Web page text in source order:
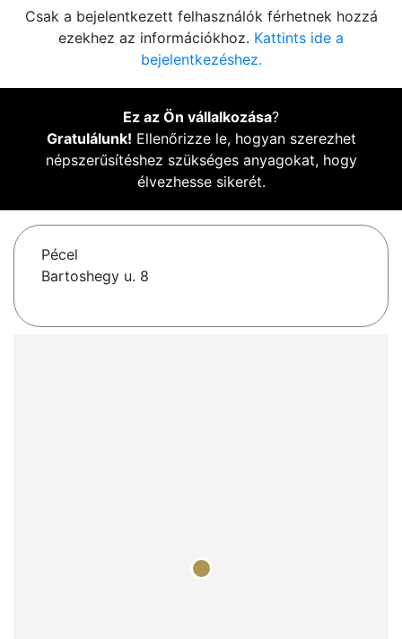
Csak a bejelentkezett felhasználók férhetnek hozzá
ezekhez az információkhoz. Kattints ide a
bejelentkezéshez.
Ez az Ön vállalkozása?
Gratulálunk! Ellenőrizze le, hogyan szerezhet
népszerűsítéshez szükséges anyagokat, hogy
élvezhesse sikerét.
Pécel
Bartoshegy u. 8